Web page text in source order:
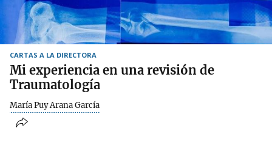
CARTAS A LA DIRECTORA
Mi experiencia en una revisión de
Traumatología
María Puy Arana García